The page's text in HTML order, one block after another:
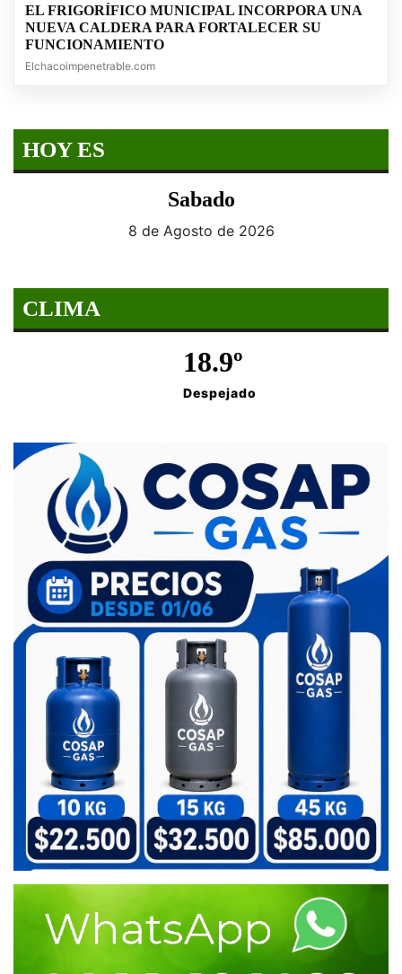
EL FRIGORÍFICO MUNICIPAL INCORPORA UNA
NUEVA CALDERA PARA FORTALECER SU
FUNCIONAMIENTO
Elchacoimpenetrable.com
HOY ES
Sabado
8 de Agosto de 2026
CLIMA
18.9º
Despejado